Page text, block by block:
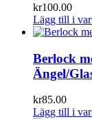
kr100.00
Lägg till i
Berlock
Ängel/
kr85.00
Lägg till i